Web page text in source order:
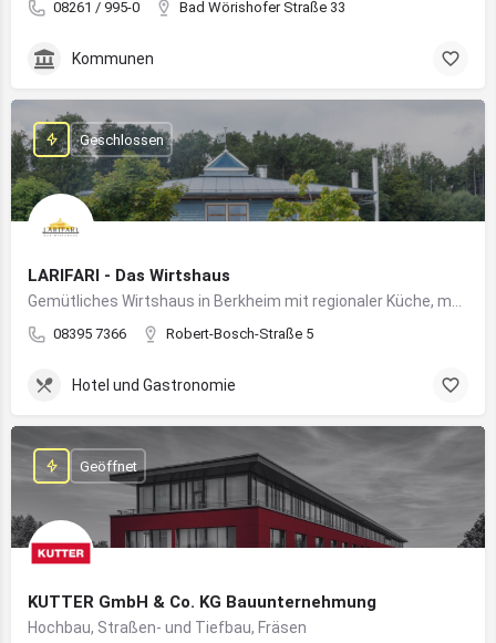
08261 / 995-0 Bad Wörishofer Straße 33
Kommunen
LARIFARI - Das Wirtshaus
08395 7366 Robert-Bosch-Straße 5
Geschlossen
Hotel und Gastronomie
KUTTER GmbH & Co. KG Bauunternehmung
Hochbau, Straßen- und Tiefbau, Fräsen
Geöffnet